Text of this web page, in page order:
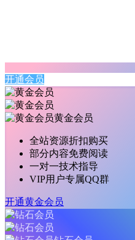
开通会员
黄金会员
全站资源折扣购买
部分内容免费阅读
一对一技术指导
VIP用户专属QQ群
开通黄金会员